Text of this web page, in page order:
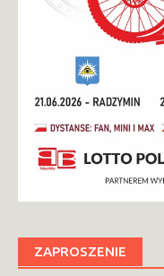
ZAPROSZENIE